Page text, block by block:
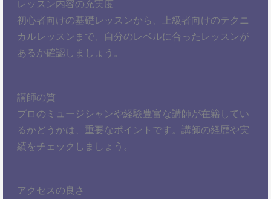
レッスン内容の充実度
初心者向けの基礎レッスンから、上級者向けのテクニ
カルレッスンまで、自分のレベルに合ったレッスンが
あるか確認しましょう。
講師の質
プロのミュージシャンや経験豊富な講師が在籍してい
るかどうかは、重要なポイントです。講師の経歴や実
績をチェックしましょう。
アクセスの良さ